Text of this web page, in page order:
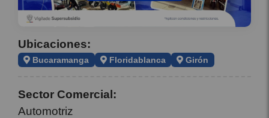
Ubicaciones:
Bucaramanga Floridablanca Girón
Sector Comercial:
Automotriz